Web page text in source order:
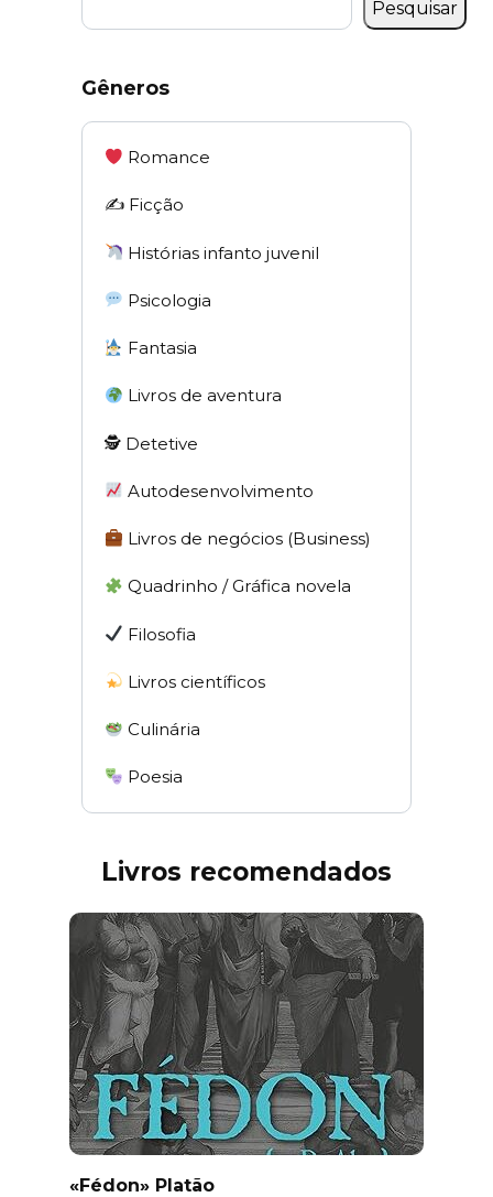
Pesquisar
Gêneros
Romance
✍️ Ficção
Histórias infanto juvenil
Psicologia
Fantasia
Livros de aventura
🕵 Detetive
Autodesenvolvimento
Livros de negócios (Business)
Quadrinho / Gráfica novela
Filosofia
Livros científicos
Culinária
Poesia
Livros recomendados
«Fédon» Platão